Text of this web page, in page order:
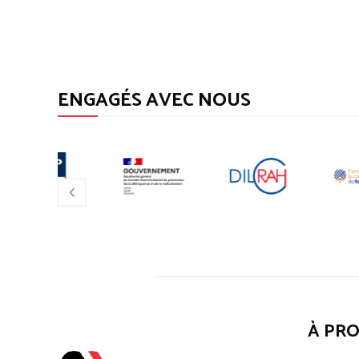
ENGAGÉS AVEC NOUS
À